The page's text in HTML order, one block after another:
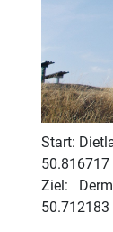
Start:
Ziel: